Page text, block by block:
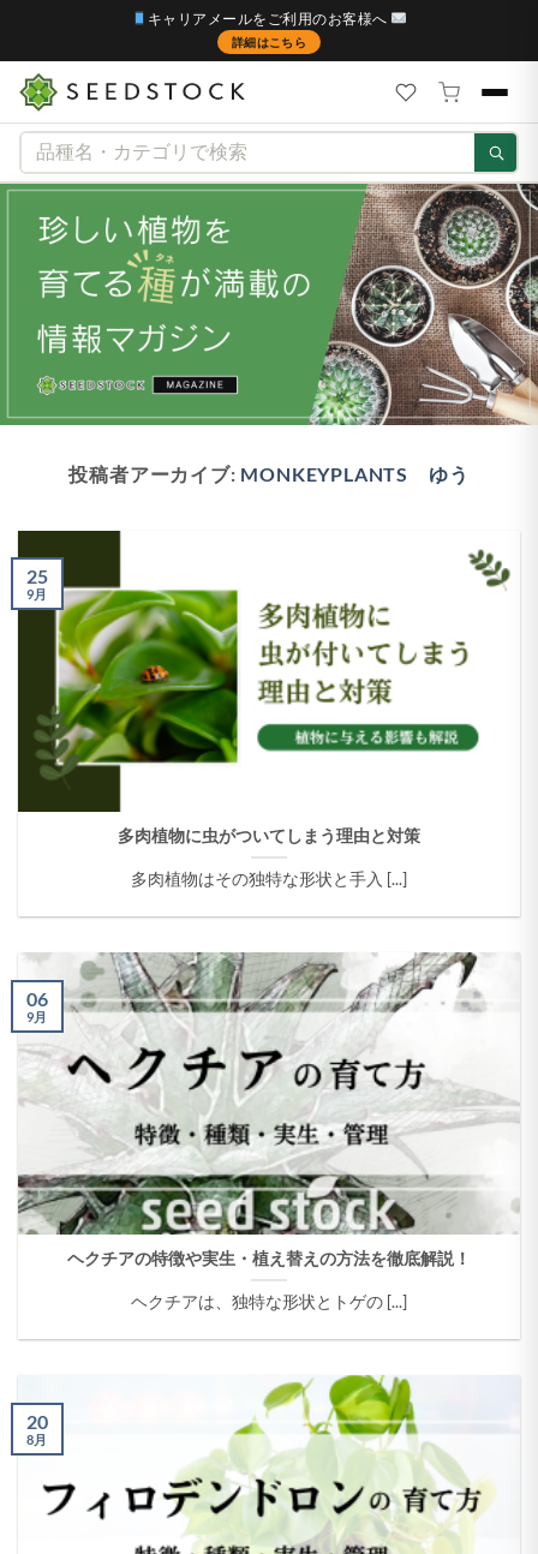
キャリアメールをご利用のお客様へ
詳細はこちら
Skip
投稿者アーカイブ: MONKEYPLANTS ゆう
多肉植物に虫がついてしまう理由と対策
多肉植物はその独特な形状と手入 [...]
25
9月
ヘクチアの特徴や実生・植え替えの方法を徹底解説！
ヘクチアは、独特な形状とトゲの [...]
06
9月
20
8月